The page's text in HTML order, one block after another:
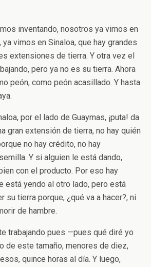
inventando, nosotros ya vimos en
vimos en Sinaloa, que hay grandes
extensiones de tierra. Y otra vez el
pero ya no es su tierra. Ahora
peón, como peón acasillado. Y hasta
por el lado de Guaymas, ¡puta! da
gran extensión de tierra, no hay quién
no hay crédito, no hay
Y si alguien le está dando,
con el producto. Por eso hay
está yendo al otro lado, pero está
su tierra porque, ¿qué va a hacer?, ni
de hambre.
trabajando pues —pues qué diré yo
de este tamaño, menores de diez,
quince horas al día. Y luego,